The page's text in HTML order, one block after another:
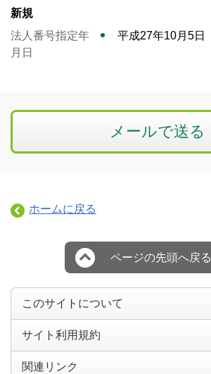
新規
法人番号指定年
月日
平成27年10月5日
メールで送る
ホームに戻る
ページの先頭へ戻る
このサイトについて
サイト利用規約
関連リンク